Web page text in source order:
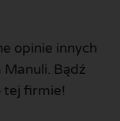
opinie innych
Bądź
tej firmie!